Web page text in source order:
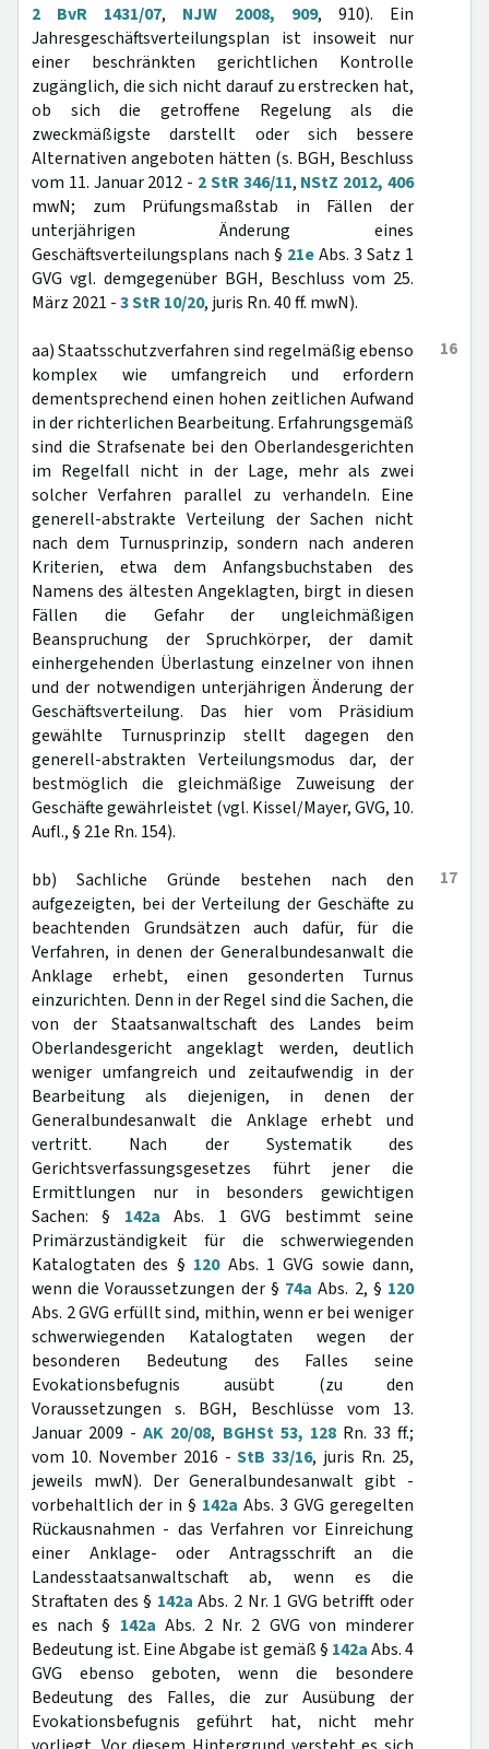
2 BvR 1431/07, NJW 2008, 909, 910). Ein
Jahresgeschäftsverteilungsplan ist insoweit nur
einer beschränkten gerichtlichen Kontrolle
zugänglich, die sich nicht darauf zu erstrecken hat,
ob sich die getroffene Regelung als die
zweckmäßigste darstellt oder sich bessere
Alternativen angeboten hätten (s. BGH, Beschluss
vom 11. Januar 2012 - 2 StR 346/11, NStZ 2012, 406
mwN; zum Prüfungsmaßstab in Fällen der
unterjährigen Änderung eines
Geschäftsverteilungsplans nach § 21eAbs. 3 Satz 1
GVG vgl. demgegenüber BGH, Beschluss vom 25.
März 2021 -3 StR 10/20, juris Rn. 40 ff. mwN).
16
aa) Staatsschutzverfahren sind regelmäßig ebenso
komplex wie umfangreich und erfordern
dementsprechend einen hohen zeitlichen Aufwand
in der richterlichen Bearbeitung. Erfahrungsgemäß
sind die Strafsenate bei den Oberlandesgerichten
im Regelfall nicht in der Lage, mehr als zwei
solcher Verfahren parallel zu verhandeln. Eine
generell-abstrakte Verteilung der Sachen nicht
nach dem Turnusprinzip, sondern nach anderen
Kriterien, etwa dem Anfangsbuchstaben des
Namens des ältesten Angeklagten, birgt in diesen
Fällen die Gefahr der ungleichmäßigen
Beanspruchung der Spruchkörper, der damit
einhergehenden Überlastung einzelner von ihnen
und der notwendigen unterjährigen Änderung der
Geschäftsverteilung. Das hier vom Präsidium
gewählte Turnusprinzip stellt dagegen den
generell-abstrakten Verteilungsmodus dar, der
bestmöglich die gleichmäßige Zuweisung der
Geschäfte gewährleistet (vgl. Kissel/Mayer, GVG, 10.
Aufl., § 21e Rn. 154).
17
bb) Sachliche Gründe bestehen nach den
aufgezeigten, bei der Verteilung der Geschäfte zu
beachtenden Grundsätzen auch dafür, für die
Verfahren, in denen der Generalbundesanwalt die
Anklage erhebt, einen gesonderten Turnus
einzurichten. Denn in der Regel sind die Sachen, die
von der Staatsanwaltschaft des Landes beim
Oberlandesgericht angeklagt werden, deutlich
weniger umfangreich und zeitaufwendig in der
Bearbeitung als diejenigen, in denen der
Generalbundesanwalt die Anklage erhebt und
vertritt. Nach der Systematik des
Gerichtsverfassungsgesetzes führt jener die
Ermittlungen nur in besonders gewichtigen
Sachen: § 142a Abs. 1 GVG bestimmt seine
Primärzuständigkeit für die schwerwiegenden
Katalogtaten des § 120Abs. 1 GVG sowie dann,
wenn die Voraussetzungen der § 74a Abs. 2, § 120
Abs. 2 GVG erfüllt sind, mithin, wenn er bei weniger
schwerwiegenden Katalogtaten wegen der
besonderen Bedeutung des Falles seine
Evokationsbefugnis ausübt (zu den
Voraussetzungen s. BGH, Beschlüsse vom 13.
Januar 2009 -AK 20/08, BGHSt 53, 128Rn. 33 ff.;
vom 10. November 2016 -StB 33/16, juris Rn. 25,
jeweils mwN). Der Generalbundesanwalt gibt -
vorbehaltlich der in § 142a Abs. 3 GVG geregelten
Rückausnahmen - das Verfahren vor Einreichung
einer Anklage- oder Antragsschrift an die
Landesstaatsanwaltschaft ab, wenn es die
Straftaten des § 142a Abs. 2 Nr. 1 GVG betrifft oder
es nach § 142a Abs. 2 Nr. 2 GVG von minderer
Bedeutung ist. Eine Abgabe ist gemäß § 142aAbs. 4
GVG ebenso geboten, wenn die besondere
Bedeutung des Falles, die zur Ausübung der
Evokationsbefugnis geführt hat, nicht mehr